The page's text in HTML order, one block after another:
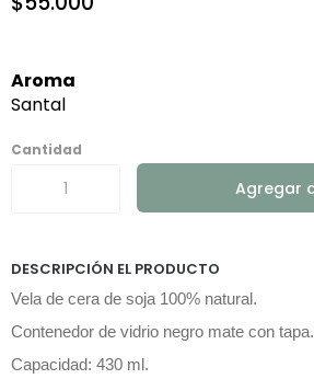
Aroma
Santal
Cantidad
DESCRIPCIÓN EL PRODUCTO
Vela de cera de soja 100% natural.
Contenedor de vidrio negro mate con tapa.
Capacidad: 430 ml.